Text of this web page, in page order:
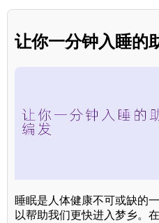
让你一分钟入睡的
睡眠是人体健康不可或缺的
以帮助我们更快进入梦乡。